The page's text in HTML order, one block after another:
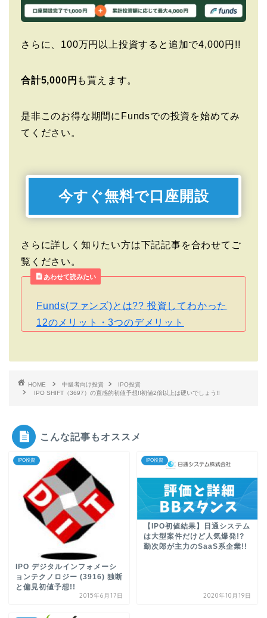
さらに、100万円以上投資すると追加で4,000円!!
合計5,000円 も貰えます。
是非このお得な期間にFundsでの投資を始めてみ
てください。
今すぐ無料で口座開設
さらに詳しく知りたい方は下記記事を合わせてご
覧ください。
あわせて読みたい
Funds(ファンズ)とは?? 投資してわかった
12のメリット・3つのデメリット
HOME 中級者向け投資
IPO投資
IPO SHIFT（3697）の直感的初値予想!!初値2倍以上は硬いでしょう!!
こんな記事もオススメ
IPO投資
IPO デジタルインフォメーシ
ョンテクノロジー (3916) 独断
と偏見初値予想!!
2015年6月17日
IPO投資
【IPO初値結果】日通システム
は大型案件だけど人気爆発!?
勤次郎が主力のSaaS系企業!!
2020年10月19日